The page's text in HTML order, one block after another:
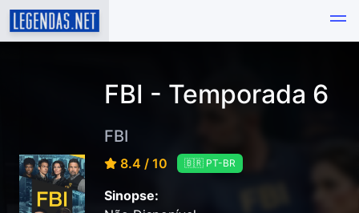
FBI - Temporada 6
FBI
8.4 / 10 🇧🇷 PT-BR
Sinopse: